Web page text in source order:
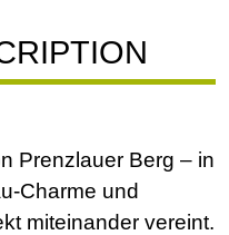
Prenzlauer Berg – in
Charme und
miteinander vereint.